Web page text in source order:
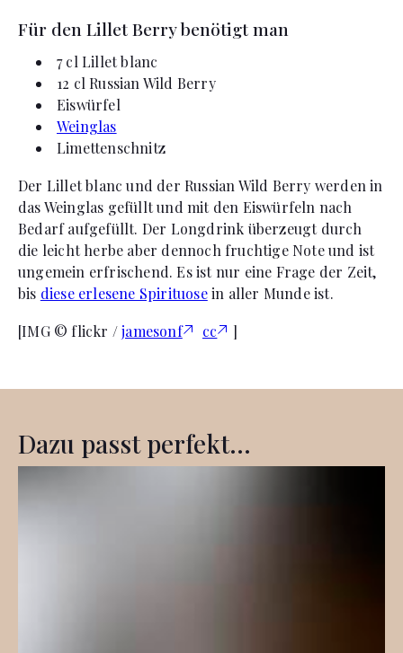
Für den Lillet Berry benötigt man
7 cl Lillet blanc
12 cl Russian Wild Berry
Eiswürfel
Weinglas
Limettenschnitz
Der Lillet blanc und der Russian Wild Berry werden in
das Weinglas gefüllt und mit den Eiswürfeln nach
Bedarf aufgefüllt. Der Longdrink überzeugt durch
die leicht herbe aber dennoch fruchtige Note und ist
ungemein erfrischend. Es ist nur eine Frage der Zeit,
bis diese erlesene Spirituosein aller Munde ist.
[IMG © flickr /jamesonf cc ]
Dazu passt perfekt...